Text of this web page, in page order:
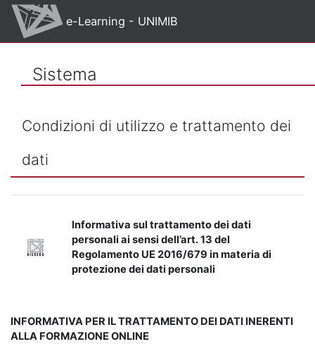
Vai al contenuto principale
e-Learning - UNIMIB
Sistema
Condizioni di utilizzo e trattamento dei
dati
Informativa sul trattamento dei dati
personali ai sensi dell’art. 13 del
Regolamento UE 2016/679 in materia di
protezione dei dati personali
INFORMATIVA PER IL TRATTAMENTO DEI DATI INERENTI
ALLA FORMAZIONE ONLINE